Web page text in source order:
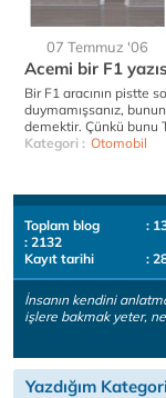
07 Temmuz '06
Acemi bir F1
Bir F1 aracının pistte
duymamışsanız,
demektir. Çünkü bunu
Kategori : Otomobil
Toplam blog
:
: 2132
Kayıt tarihi
:
İnsanın kendini
işlere bakmak yeter,
Yazdığım